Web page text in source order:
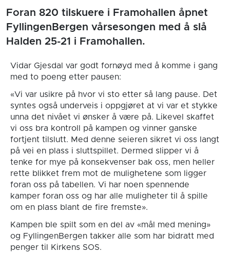
Foran 820 tilskuere i Framohallen åpnet
FyllingenBergen vårsesongen med å slå
Halden 25-21 i Framohallen.
Vidar Gjesdal var godt fornøyd med å komme i gang
med to poeng etter pausen:
«Vi var usikre på hvor vi sto etter så lang pause. Det
syntes også underveis i oppgjøret at vi var et stykke
unna det nivået vi ønsker å være på. Likevel skaffet
vi oss bra kontroll på kampen og vinner ganske
fortjent tilslutt. Med denne seieren sikret vi oss langt
på vei en plass i sluttspillet. Dermed slipper vi å
tenke for mye på konsekvenser bak oss, men heller
rette blikket frem mot de mulighetene som ligger
foran oss på tabellen. Vi har noen spennende
kamper foran oss og har alle muligheter til å spille
om en plass blant de fire fremste».
Kampen ble spilt som en del av «mål med mening»
og FyllingenBergen takker alle som har bidratt med
penger til Kirkens SOS.